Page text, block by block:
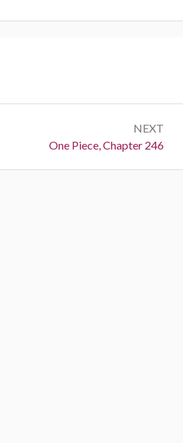
NEXT
Next:
One Piece, Chapter 246